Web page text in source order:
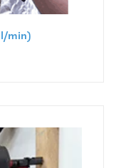
l/min)